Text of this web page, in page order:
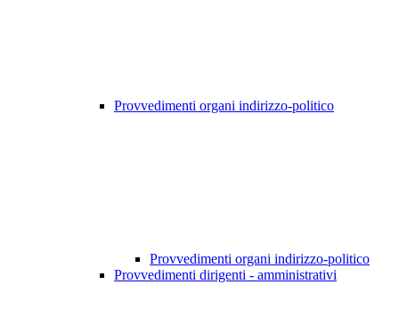
Provvedimenti organi indirizzo-politico
Provvedimenti organi indirizzo-politico
Provvedimenti dirigenti - amministrativi